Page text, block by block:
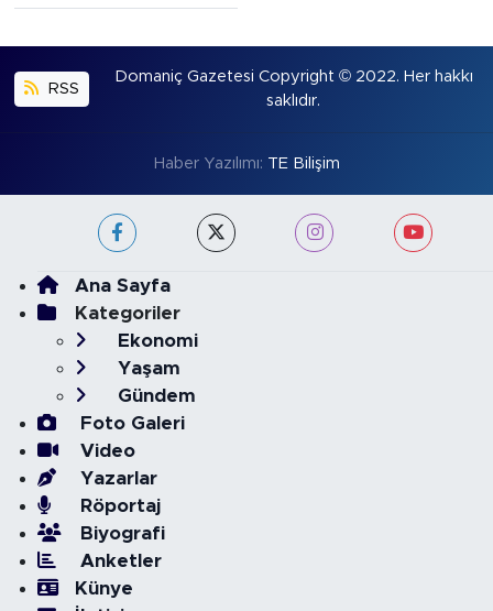
RSS
Domaniç Gazetesi Copyright © 2022. Her hakkı
saklıdır.
Haber Yazılımı: TE Bilişim
Ana Sayfa
Kategoriler
Ekonomi
Yaşam
Gündem
Foto Galeri
Video
Yazarlar
Röportaj
Biyografi
Anketler
Künye